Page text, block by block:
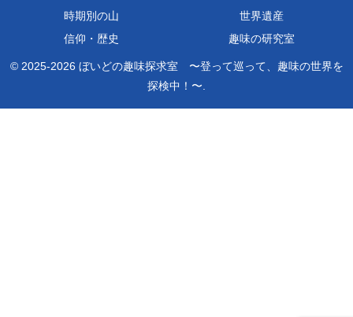
時期別の山
世界遺産
信仰・歴史
趣味の研究室
© 2025-2026 ぼいどの趣味探求室 〜登って巡って、趣味の世界を
探検中！〜.